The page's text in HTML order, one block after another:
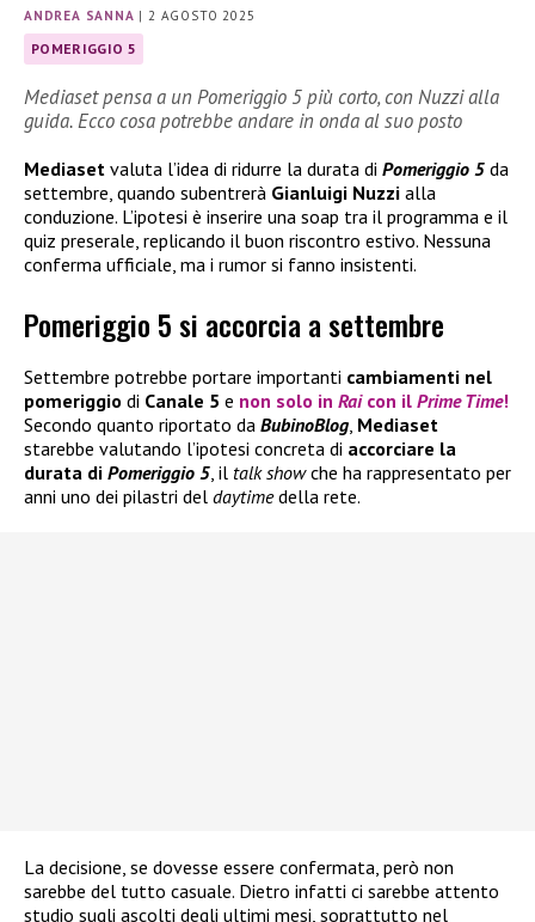
ANDREA SANNA | 2 AGOSTO 2025
POMERIGGIO 5
Mediaset pensa a un Pomeriggio 5 più corto, con Nuzzi alla
guida. Ecco cosa potrebbe andare in onda al suo posto
Mediaset valuta l’idea di ridurre la durata di Pomeriggio 5 da
settembre, quando subentrerà Gianluigi Nuzzi alla
conduzione. L’ipotesi è inserire una soap tra il programma e il
quiz preserale, replicando il buon riscontro estivo. Nessuna
conferma ufficiale, ma i rumor si fanno insistenti.
Pomeriggio 5 si accorcia a settembre
Settembre potrebbe portare importanti cambiamenti nel
pomeriggio di Canale 5 e non solo in Raicon il Prime Time!
Secondo quanto riportato da BubinoBlog Mediaset
starebbe valutando l’ipotesi concreta di accorciare la
durata di Pomeriggio 5 , il talk showche ha rappresentato per
anni uno dei pilastri del daytimedella rete.
La decisione, se dovesse essere confermata, però non
sarebbe del tutto casuale. Dietro infatti ci sarebbe attento
studio sugli ascolti degli ultimi mesi, soprattutto nel